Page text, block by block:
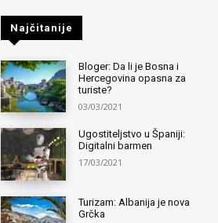
Najčitanije
Bloger: Da li je Bosna i
Hercegovina opasna za
turiste?
03/03/2021
Ugostiteljstvo u Španiji:
Digitalni barmen
17/03/2021
Turizam: Albanija je nova
Grčka